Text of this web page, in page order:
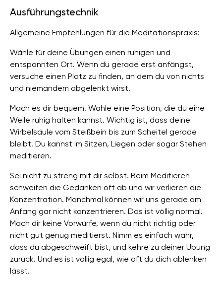
Ausführungstechnik
Allgemeine Empfehlungen für die Meditationspraxis:
Wähle für deine Übungen einen ruhigen und
entspannten Ort. Wenn du gerade erst anfängst,
versuche einen Platz zu finden, an dem du von nichts
und niemandem abgelenkt wirst.
Mach es dir bequem. Wähle eine Position, die du eine
Weile ruhig halten kannst. Wichtig ist, dass deine
Wirbelsäule vom Steißbein bis zum Scheitel gerade
bleibt. Du kannst im Sitzen, Liegen oder sogar Stehen
meditieren.
Sei nicht zu streng mit dir selbst. Beim Meditieren
schweifen die Gedanken oft ab und wir verlieren die
Konzentration. Manchmal können wir uns gerade am
Anfang gar nicht konzentrieren. Das ist völlig normal.
Mach dir keine Vorwürfe, wenn du nicht richtig oder
nicht gut genug meditierst. Nimm es einfach wahr,
dass du abgeschweift bist, und kehre zu deiner Übung
zurück. Und es ist völlig egal, wie oft du dich ablenken
lässt.